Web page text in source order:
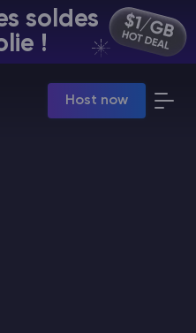
soldes
!
Host now
payments